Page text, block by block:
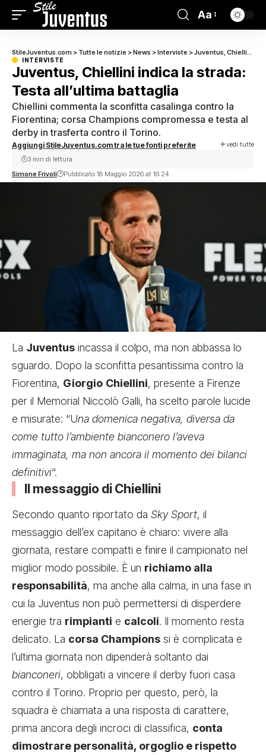
Aa
StileJuventus.com > Tutte le notizie >News >Interviste >Juventus, Chiellini indica la strada: Testa all’ultima battaglia
INTERVISTE
Juventus, Chiellini indica la strada:
Testa all’ultima battaglia
Chiellini commenta la sconfitta casalinga contro la
Fiorentina; corsa Champions compromessa e testa al
derby in trasferta contro il Torino.
Aggiungi StileJuventus.com tra le tue fonti preferite vedi tutte
Simone Frivoli Pubblicato 18 Maggio 2026 at 16:24
3 min di lettura
La Juventus incassa il colpo, ma non abbassa lo
sguardo. Dopo la sconfitta pesantissima contro la
Fiorentina, Giorgio Chiellini, presente a Firenze
per il Memorial Niccolò Galli, ha scelto parole lucide
e misurate: “Una domenica negativa, diversa da
come tutto l’ambiente bianconero l’aveva
immaginata, ma non ancora il momento dei bilanci
definitivi“.
Il messaggio di Chiellini
Secondo quanto riportato da Sky Sport, il
messaggio dell’ex capitano è chiaro: vivere alla
giornata, restare compatti e finire il campionato nel
miglior modo possibile. È un richiamo alla
responsabilità, ma anche alla calma, in una fase in
cui la Juventus non può permettersi di disperdere
energie tra rimpianti e calcoli. Il momento resta
delicato. La corsa Champions si è complicata e
l’ultima giornata non dipenderà soltanto dai
bianconeri, obbligati a vincere il derby fuori casa
contro il Torino. Proprio per questo, però, la
squadra è chiamata a una risposta di carattere,
prima ancora degli incroci di classifica, conta
dimostrare personalità, orgoglio e rispetto